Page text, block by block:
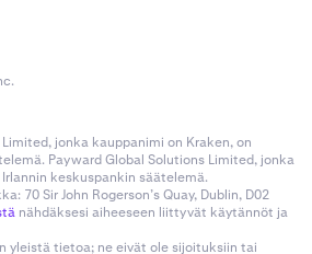
jonka kauppanimi on Kraken, on
Payward Global Solutions Limited, jonka
keskuspankin säätelemä.
70 Sir John Rogerson’s Quay, Dublin, D02
nähdäksesi aiheeseen liittyvät käytännöt ja
yleistä tietoa; ne eivät ole sijoituksiin tai